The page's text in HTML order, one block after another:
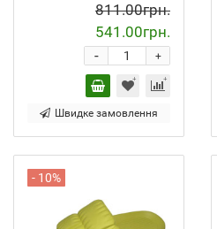
811.00грн.
541.00грн.
+
-
Швидке замовлення
- 10%